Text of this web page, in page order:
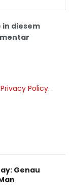
in diesem
Privacy Policy.
Genau